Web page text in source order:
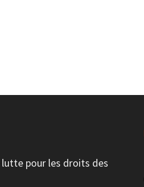
pour les droits des